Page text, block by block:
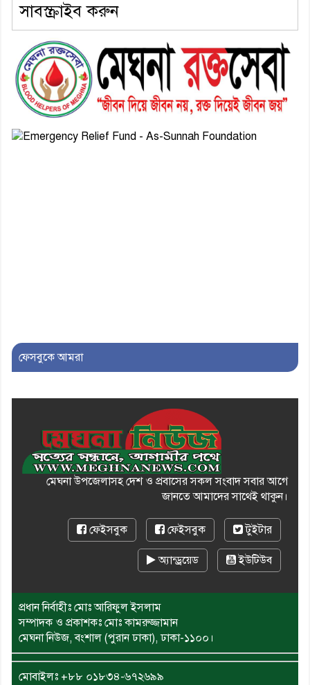
৬। জেলা পুলিশ সুপার থেকে সম্মাননা
পেলেন দাউদকান্দি মডেল থানার
এএসআই সজল
৭। দাউদকান্দিতে উপজেলা আইন-
শৃঙ্খলা কমিটির মাসিক সভা অনুষ্ঠিত
এবং একটি বিশ্লেষণ
সাবস্ক্রাইব করুন
ফেসবুকে আমরা
মেঘনা উপজেলাসহ দেশ ও প্রবাসের সকল সংবাদ সবার আগে
জানতে আমাদের সাথেই থাকুন।
ফেইসবুক ফেইসবুক টুইটার
অ্যান্ড্রয়েড ইউটিউব
প্রধান নির্বাহীঃ মোঃ আরিফুল ইসলাম
সম্পাদক ও প্রকাশকঃ মোঃ কামরুজ্জামান
মেঘনা নিউজ, বংশাল (পুরান ঢাকা), ঢাকা-১১০০।
মোবাইলঃ +৮৮ ০১৮৩৪-৬৭২৬৯৯